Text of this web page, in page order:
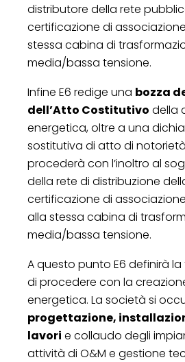
distributore della rete
certificazione di
stessa cabina di
media/bassa tensione.
Infine E6 redige una bozza
dell’Atto Costitutivo della
energetica, oltre a una
sostitutiva di atto di
procederà con l’inoltro al
della rete di distribuzione
certificazione di
alla stessa cabina di
media/bassa tensione.
A questo punto E6 definirà
di procedere con la
energetica. La società si
progettazione,
lavori e collaudo degli
attività di O&M e gestione